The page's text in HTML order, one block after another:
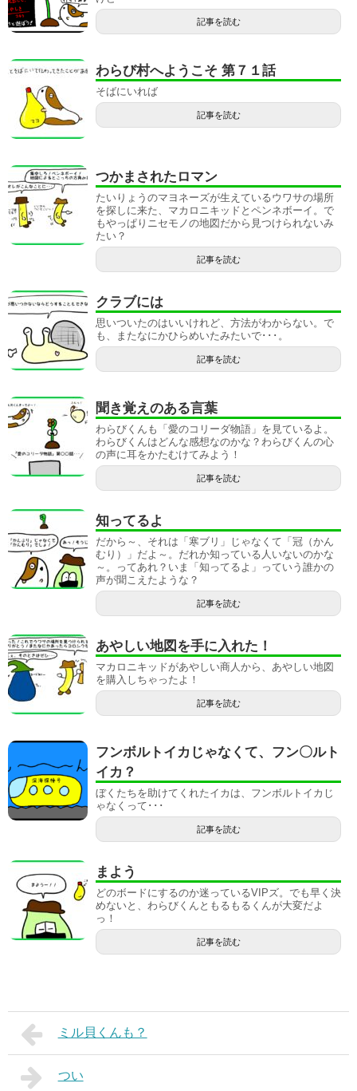
記事を読む
わらび村へようこそ 第７１話
そばにいれば
記事を読む
つかまされたロマン
たいりょうのマヨネーズが生えているウワサの場所
を探しに来た、マカロニキッドとペンネボーイ。で
もやっぱりニセモノの地図だから見つけられないみ
たい？
記事を読む
クラブには
思いついたのはいいけれど、方法がわからない。で
も、またなにかひらめいたみたいで･･･。
記事を読む
聞き覚えのある言葉
わらびくんも「愛のコリーダ物語」を見ているよ。
わらびくんはどんな感想なのかな？わらびくんの心
の声に耳をかたむけてみよう！
記事を読む
知ってるよ
だから～、それは「寒ブリ」じゃなくて「冠（かん
むり）」だよ～。だれか知っている人いないのかな
～。ってあれ？いま「知ってるよ」っていう誰かの
声が聞こえたような？
記事を読む
あやしい地図を手に入れた！
マカロニキッドがあやしい商人から、あやしい地図
を購入しちゃったよ！
記事を読む
フンボルトイカじゃなくて、フン〇ルト
イカ？
ぼくたちを助けてくれたイカは、フンボルトイカじ
ゃなくって･･･
記事を読む
まよう
どのボードにするのか迷っているVIPズ。でも早く決
めないと、わらびくんともるもるくんが大変だよ
っ！
記事を読む
ミル貝くんも？
つい